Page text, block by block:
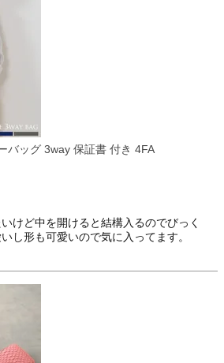
バッグ 3way 保証書 付き 4FA
けど中を開けると結構入るのでびっく
し形も可愛いので気に入ってます。